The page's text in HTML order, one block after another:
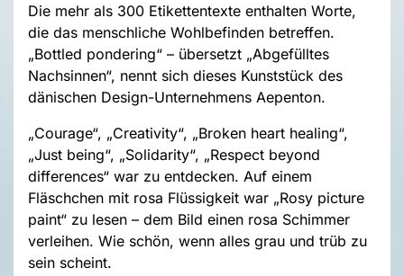
Die mehr als 300 Etikettentexte enthalten Worte,
die das menschliche Wohlbefinden betreffen.
„Bottled pondering“ – übersetzt „Abgefülltes
Nachsinnen“, nennt sich dieses Kunststück des
dänischen Design-Unternehmens Aepenton.
„Courage“, „Creativity“, „Broken heart healing“,
„Just being“, „Solidarity“, „Respect beyond
differences“ war zu entdecken. Auf einem
Fläschchen mit rosa Flüssigkeit war „Rosy picture
paint“ zu lesen – dem Bild einen rosa Schimmer
verleihen. Wie schön, wenn alles grau und trüb zu
sein scheint.